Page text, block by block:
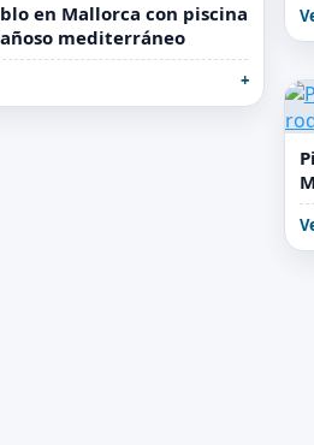
en Mallorca con piscina
mediterráneo